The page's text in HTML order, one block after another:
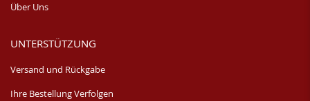
Über Uns
UNTERSTÜTZUNG
Versand und Rückgabe
Ihre Bestellung Verfolgen